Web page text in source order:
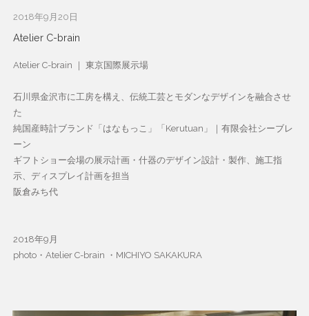
2018年9月20日
Atelier C-brain
Atelier C-brain ｜ 東京国際展示場
石川県金沢市に工房を構え、伝統工芸とモダンなデザインを融合させ
た
純国産時計ブランド「はなもっこ」「Kerutuan」｜有限会社シーブレ
ーン
ギフトショー会場の展示計画・什器のデザイン設計・製作、施工指
示、ディスプレイ計画を担当
阪倉みち代
2018年9月
photo・Atelier C-brain ・ MICHIYO SAKAKURA